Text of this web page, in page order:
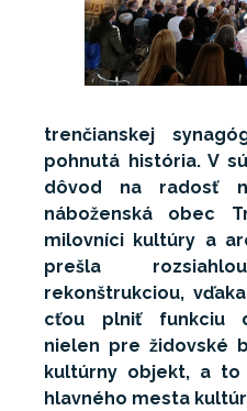
trenčianskej
pohnutá história. V
dôvod na radosť
náboženská obec
milovníci kultúry a
prešla
rekonštrukciou,
cťou plniť funkciu
nielen pre židovské
kultúrny objekt, a to
hlavného mesta